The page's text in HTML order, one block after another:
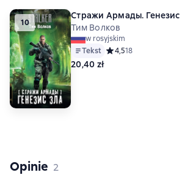
10
Стражи Армады. Генезис
Тим Волков
w rosyjskim
Tekst Средний рейтинг 4,5
4,518
20,40 zł
Opinie 2 opinie
2